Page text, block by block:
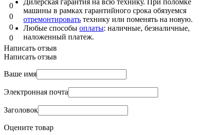
Дилерская гарантия на всю технику. При поломке
машины в рамках гарантийного срока обязуемся
отремонтировать технику или поменять на новую.
Любые способы оплаты: наличные, безналичные,
наложенный платеж.
0
0
0
0
Написать отзыв
Написать отзыв
Ваше имя
Электронная почта
Заголовок
Оцените товар